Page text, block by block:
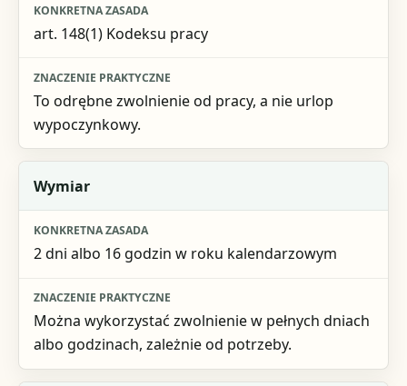
Konkretna zasada
Znaczenie praktyczne
art. 148(1) Kodeksu pracy
To odrębne zwolnienie od pracy, a nie urlop
wypoczynkowy.
Wymiar
2 dni albo 16 godzin w roku kalendarzowym
Można wykorzystać zwolnienie w pełnych dniach
albo godzinach, zależnie od potrzeby.